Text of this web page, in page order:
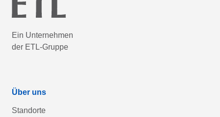
Ein Unternehmen
der ETL-Gruppe
Über uns
Standorte